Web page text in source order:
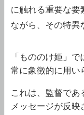
に触れる重要な要
ながら、その特異
「もののけ姫」
常に象徴的に用い
これは、監督であ
メッセージが反映